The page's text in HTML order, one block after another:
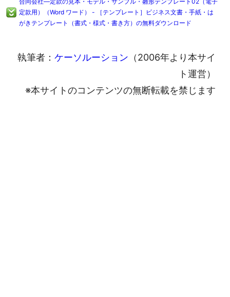
定款用）（Word ワード） - ［テンプレート］ビジネス文書・手紙・は
がきテンプレート（書式・様式・書き方）の無料ダウンロード
執筆者： ケーソルーション （2006年より本サイ
ト運営）
※本サイトのコンテンツの無断転載を禁じます